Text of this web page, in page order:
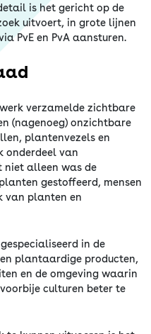
is het gericht op de
uitvoert, in grote lijnen
PvE en PvA aansturen.
verzamelde zichtbare
(nagenoeg) onzichtbare
plantenvezels en
onderdeel van
niet alleen was de
gestoffeerd, mensen
van planten en
in de
plantaardige producten,
en de omgeving waarin
culturen beter te